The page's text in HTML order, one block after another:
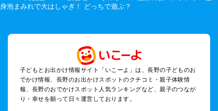
松本・上高地・諏訪・乗鞍・美ヶ原のプールお出かけ
伊那・駒ヶ根・飯田・昼神（伊那路）のプールお出かけ
蓼科・白樺湖・車山・女神湖・姫木平のプールお出かけ
安曇野・大町のプールお出かけ
白馬・小谷のプールお出かけ
八ヶ岳・野辺山・富士見・原村・小海線沿線のプールお出かけ
木曽路・木曽周辺のプールお出かけ
子どもとお出かけ情報サイト「いこーよ」は、長野の子どものお
でかけ情報、長野のお出かけスポットのクチコミ・親子体験情
報、長野のおでかけスポット人気ランキングなど、親子のつなが
り・幸せを願って日々運営しております。